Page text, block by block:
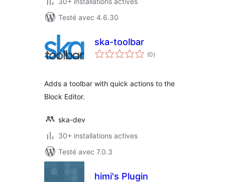
Testé avec 4.6.30
ska-toolbar
(0notes
en
)
Adds a toolbar with quick actions to the
Block Editor.
ska-dev
30+ installations actives
Testé avec 7.0.3
himi's Plugin